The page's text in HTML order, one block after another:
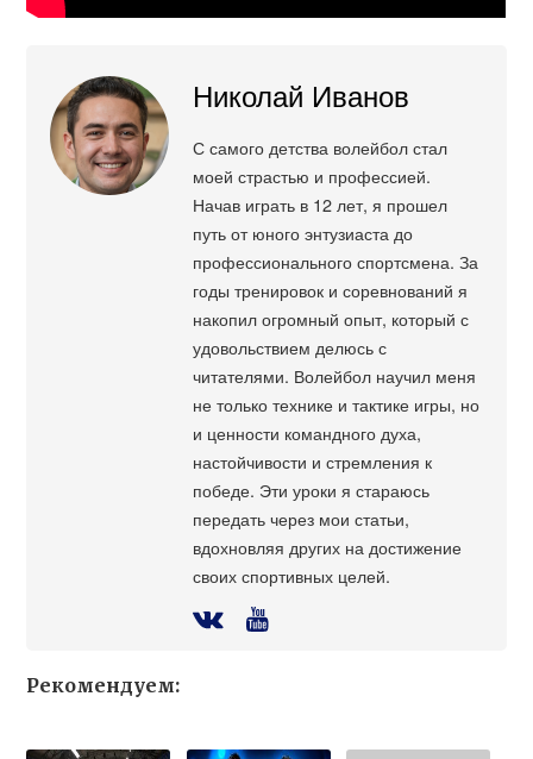
Николай Иванов
С самого детства волейбол стал
моей страстью и профессией.
Начав играть в 12 лет, я прошел
путь от юного энтузиаста до
профессионального спортсмена. За
годы тренировок и соревнований я
накопил огромный опыт, который с
удовольствием делюсь с
читателями. Волейбол научил меня
не только технике и тактике игры, но
и ценности командного духа,
настойчивости и стремления к
победе. Эти уроки я стараюсь
передать через мои статьи,
вдохновляя других на достижение
своих спортивных целей.
Рекомендуем: